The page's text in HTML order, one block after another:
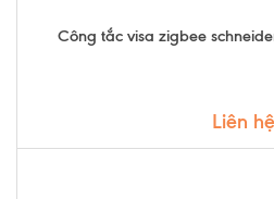
Công tắc visa zigbee
Liên hệ